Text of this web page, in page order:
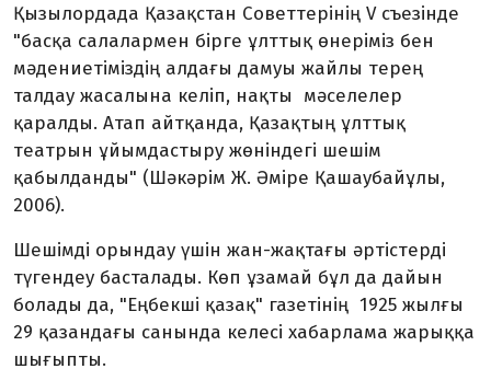
Қызылордада Қазақстан Советтерінің V съезінде
"басқа салалармен бірге ұлттық өнеріміз бен
мәдениетіміздің алдағы дамуы жайлы терең
талдау жасалына келіп, нақты мәселелер
қаралды. Атап айтқанда, Қазақтың ұлттық
театрын ұйымдастыру жөніндегі шешім
қабылданды" (Шәкәрім Ж. Әміре Қашаубайұлы,
2006).
Шешімді орындау үшін жан-жақтағы әртістерді
түгендеу басталады. Көп ұзамай бұл да дайын
болады да, "Еңбекші қазақ" газетінің 1925 жылғы
29 қазандағы санында келесі хабарлама жарыққа
шығыпты.